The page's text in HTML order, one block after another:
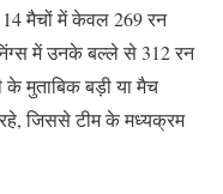
मैचों में केवल 269 रन
में उनके बल्ले से 312 रन
मुताबिक बड़ी या मैच
जिससे टीम के मध्यक्रम